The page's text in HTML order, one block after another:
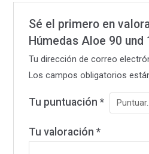
Sé el primero en
Húmedas Aloe 90 und
Tu dirección de correo
Los campos obligatorios
Tu puntuación *
Tu valoración *